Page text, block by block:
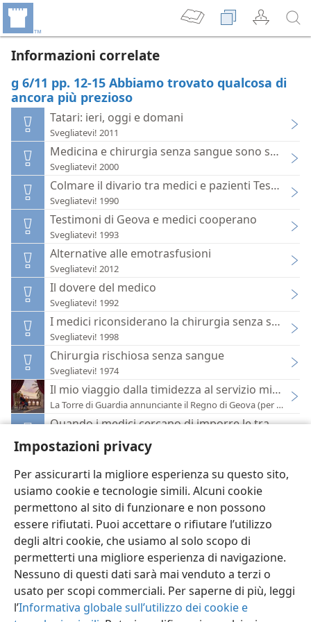
Impostazioni privacy
Per assicurarti la migliore esperienza su questo sito,
usiamo cookie e tecnologie simili. Alcuni cookie
permettono al sito di funzionare e non possono
essere rifiutati. Puoi accettare o rifiutare l’utilizzo
degli altri cookie, che usiamo al solo scopo di
permetterti una migliore esperienza di navigazione.
Nessuno di questi dati sarà mai venduto a terzi o
usato per scopi commerciali. Per saperne di più, leggi
l’Informativa globale sull’utilizzo dei cookie e
Informazioni correlate
g 6/11 pp. 12-15 Abbiamo trovato qualcosa di
ancora più prezioso
Tatari: ieri, oggi e domani
Svegliatevi! 2011
Medicina e chirurgia senza sangue sono sempre
Svegliatevi! 2000
Colmare il divario tra medici e pazienti Testimoni
Svegliatevi! 1990
Testimoni di Geova e medici cooperano
Svegliatevi! 1993
Alternative alle emotrasfusioni
Svegliatevi! 2012
Il dovere del medico
Svegliatevi! 1992
I medici riconsiderano la chirurgia senza sangue
Svegliatevi! 1998
Chirurgia rischiosa senza sangue
Svegliatevi! 1974
Il mio viaggio dalla timidezza al servizio
La Torre di Guardia annunciante il Regno di Geova (per lo
Quando i medici cercano di imporre le
Svegliatevi! 1974
Italiano Impostazioni
Copyright © 2026 Watch Tower Bible and Tract Society of Pennsylvania
Condizioni d’uso Informativa sulla privacy
Impostazioni privacy
JW.ORG
Accedi